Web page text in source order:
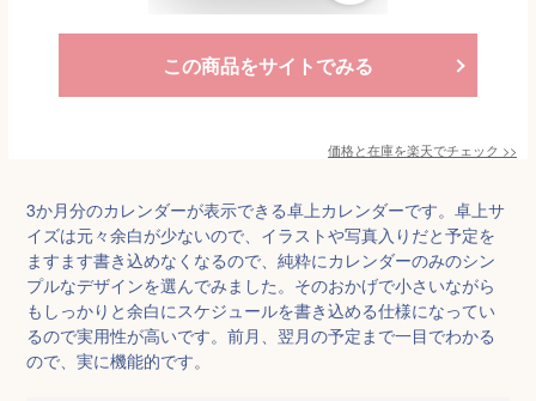
この商品をサイトでみる
価格と在庫を楽天でチェック >>
3か月分のカレンダーが表示できる卓上カレンダーです。卓上サ
イズは元々余白が少ないので、イラストや写真入りだと予定を
ますます書き込めなくなるので、純粋にカレンダーのみのシン
プルなデザインを選んでみました。そのおかげで小さいながら
もしっかりと余白にスケジュールを書き込める仕様になってい
るので実用性が高いです。前月、翌月の予定まで一目でわかる
ので、実に機能的です。